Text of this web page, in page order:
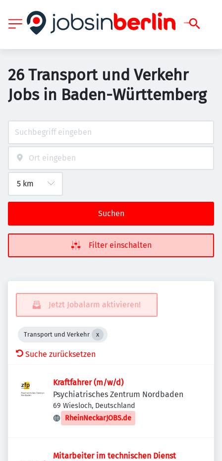
26 Transport und Verkehr
Jobs in Baden-Württemberg
Suchen
Filter einschalten
Jetzt Jobalarm aktivieren!
Transport und Verkehr
Suche zurücksetzen
Kraftfahrer (m/w/d)
Psychiatrisches Zentrum Nordbaden
69 Wiesloch, Deutschland
RheinNeckarJOBS.de
Mitarbeiter im technischen Dienst